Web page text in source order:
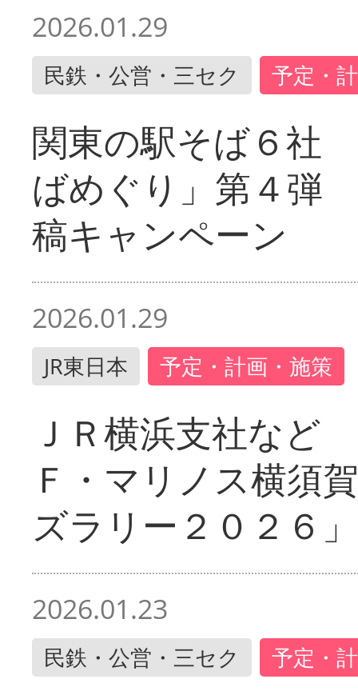
2026.01.29
民鉄・公営・三セク 予定・
関東の駅そば６社
ばめぐり」第４弾
稿キャンペーン
2026.01.29
JR東日本 予定・計画・施策
ＪＲ横浜支社など
Ｆ・マリノス横須
ズラリー２０２６」
2026.01.23
民鉄・公営・三セク 予定・